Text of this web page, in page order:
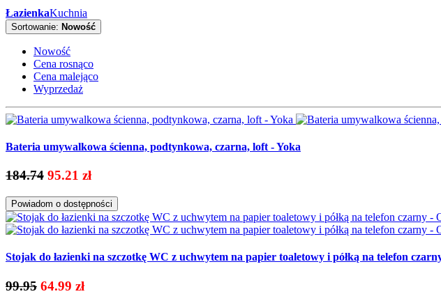
ŁazienkaKuchnia
Sortowanie: Nowość
Nowość
Cena rosnąco
Cena malejąco
Wyprzedaż
Bateria umywalkowa ścienna, podtynkowa, czarna, loft - Yoka
184.74 95.21 zł
Powiadom o dostępności
Stojak do łazienki na szczotkę WC z uchwytem na papier toaletowy i półką na telefon
99.95 64.99 zł